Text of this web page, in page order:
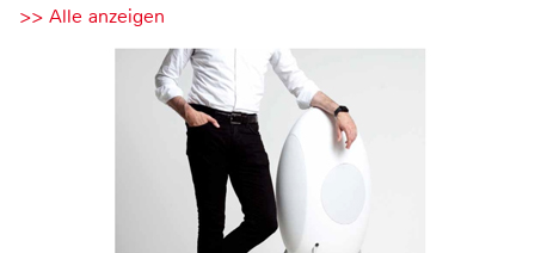
>> Alle anzeigen